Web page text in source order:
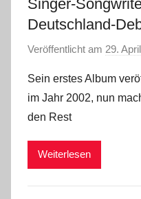
Singer-
Deutschland-
Veröffentlicht am 29.
Sein erstes Album
im Jahr 2002, nun
den Rest
Weiterlesen